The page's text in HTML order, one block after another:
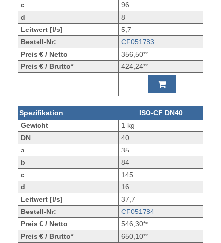
c
96
d
8
Leitwert [l/s]
5,7
Bestell-Nr:
CF051783
Preis € / Netto
356,50**
Preis € / Brutto*
424,24**
Spezifikation
ISO-CF DN40
Gewicht
1 kg
DN
40
a
35
b
84
c
145
d
16
Leitwert [l/s]
37,7
Bestell-Nr:
CF051784
Preis € / Netto
546,30**
Preis € / Brutto*
650,10**